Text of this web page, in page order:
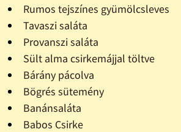
Rumos tejszínes gyümölcsleves
Tavaszi saláta
Provanszi saláta
Sült alma csirkemájjal töltve
Bárány pácolva
Bögrés sütemény
Banánsaláta
Babos Csirke